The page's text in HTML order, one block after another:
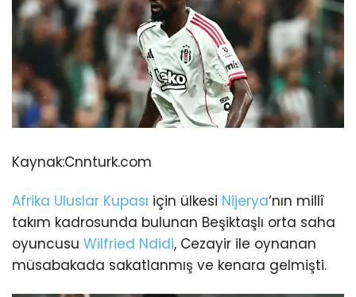
Kaynak:Cnnturk.com
Afrika Uluslar Kupası için ülkesi Nijerya‘nın millî
takım kadrosunda bulunan Beşiktaşlı orta saha
oyuncusu Wilfried Ndidi, Cezayir ile oynanan
müsabakada sakatlanmış ve kenara gelmişti.